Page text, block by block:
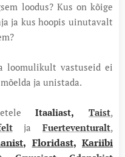
loodus? Kus on kõige
ja kus hoopis uinutavalt
loomulikult vastuseid ei
ja unistada.
Itaaliast, Taist,
ja Fuerteventuralt,
, Floridast, Kariibi